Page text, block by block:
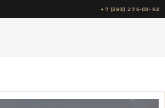
+7 (383) 276-03-92